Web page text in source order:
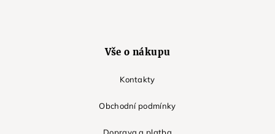
Vše o nákupu
Kontakty
Obchodní podmínky